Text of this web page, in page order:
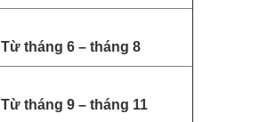
Từ tháng 6 – tháng 8
Từ tháng 9 – tháng 11